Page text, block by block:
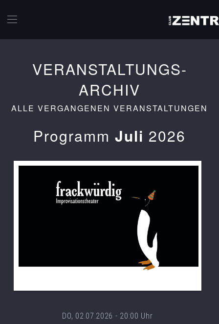
VERANSTALTUNGS-
ARCHIV
ALLE VERGANGENEN VERANSTALTUNGEN
Programm Juli 2026
DO, 02.07.2026 - 20:00 Uhr